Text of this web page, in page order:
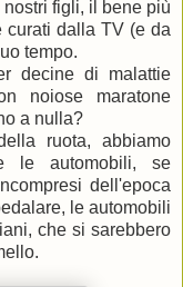
nostri figli, il bene più
curati dalla TV (e da
tempo.
decine di malattie
noiose maratone
a nulla?
ruota, abbiamo
le automobili, se
dell'epoca
le automobili
che si sarebbero